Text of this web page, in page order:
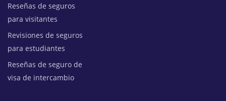
Reseñas de seguros
para visitantes
Revisiones de seguros
para estudiantes
Reseñas de seguro de
visa de intercambio